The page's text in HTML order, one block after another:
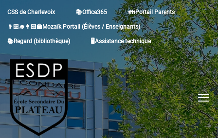
CSS de Charlevoix 📚Office365 👪Portail Parents
👨🏻‍🎓👩🏻‍🏫Mozaïk Portail (Élèves / Enseignants)
📚Regard (bibliothèque) 🖥Assistance technique